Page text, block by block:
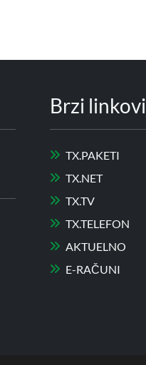
Brzi linkovi
TX.PAKETI
TX.NET
TX.TV
TX.TELEFON
AKTUELNO
E-RAČUNI